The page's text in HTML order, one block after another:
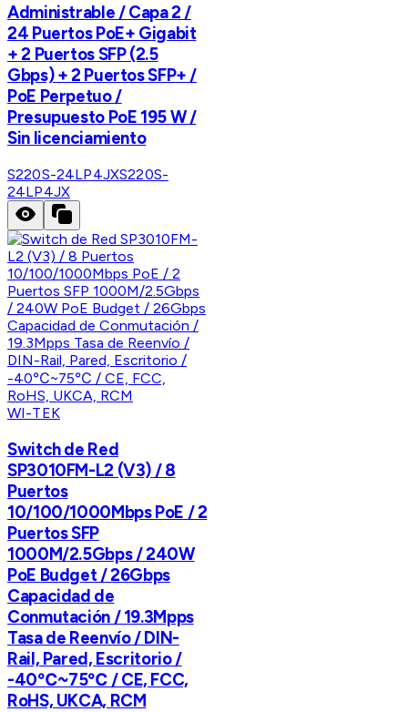
Administrable / Capa 2 /
24 Puertos PoE+ Gigabit
+ 2 Puertos SFP (2.5
Gbps) + 2 Puertos SFP+ /
PoE Perpetuo /
Presupuesto PoE 195 W /
Sin licenciamiento
S220S-24LP4JXS220S-
24LP4JX
WI-TEK
Switch de Red
SP3010FM-L2 (V3) / 8
Puertos
10/100/1000Mbps PoE / 2
Puertos SFP
1000M/2.5Gbps / 240W
PoE Budget / 26Gbps
Capacidad de
Conmutación / 19.3Mpps
Tasa de Reenvío / DIN-
Rail, Pared, Escritorio /
-40℃~75℃ / CE, FCC,
RoHS, UKCA, RCM